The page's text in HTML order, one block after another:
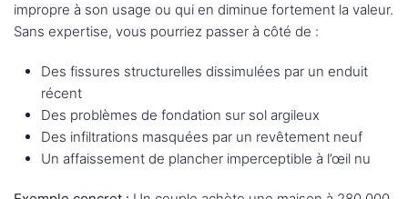
impropre à son usage ou qui en diminue fortement la valeur.
Sans expertise, vous pourriez passer à côté de :
Des fissures structurelles dissimulées par un enduit
récent
Des problèmes de fondation sur sol argileux
Des infiltrations masquées par un revêtement neuf
Un affaissement de plancher imperceptible à l’œil nu